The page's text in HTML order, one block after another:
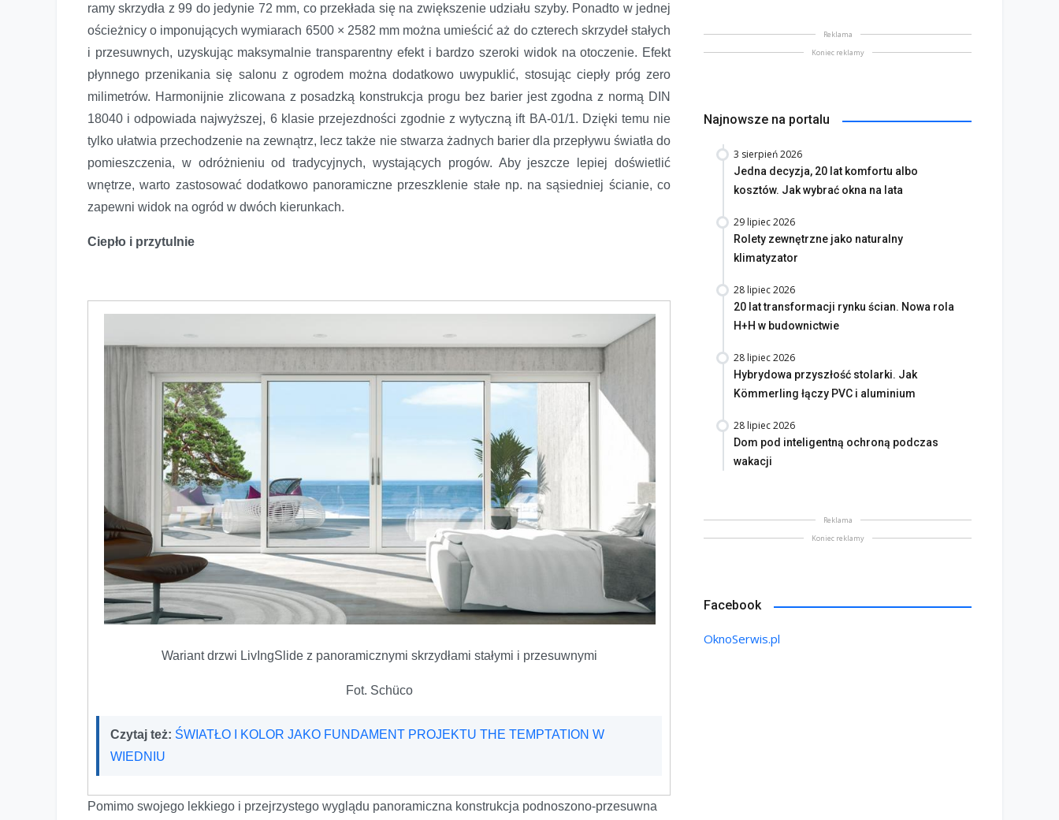
ramy skrzydła z 99 do jedynie 72 mm, co przekłada się na zwiększenie udziału szyby. Ponadto w jednej
ościeżnicy o imponujących wymiarach 6500 × 2582 mm można umieścić aż do czterech skrzydeł stałych
i przesuwnych, uzyskując maksymalnie transparentny efekt i bardzo szeroki widok na otoczenie. Efekt
płynnego przenikania się salonu z ogrodem można dodatkowo uwypuklić, stosując ciepły próg zero
milimetrów. Harmonijnie zlicowana z posadzką konstrukcja progu bez barier jest zgodna z normą DIN
18040 i odpowiada najwyższej, 6 klasie przejezdności zgodnie z wytyczną ift BA-01/1. Dzięki temu nie
tylko ułatwia przechodzenie na zewnątrz, lecz także nie stwarza żadnych barier dla przepływu światła do
pomieszczenia, w odróżnieniu od tradycyjnych, wystających progów. Aby jeszcze lepiej doświetlić
wnętrze, warto zastosować dodatkowo panoramiczne przeszklenie stałe np. na sąsiedniej ścianie, co
zapewni widok na ogród w dwóch kierunkach.
Ciepło i przytulnie
Wariant drzwi LivIngSlide z panoramicznymi skrzydłami stałymi i przesuwnymi
Fot. Schüco
Czytaj też: ŚWIATŁO I KOLOR JAKO FUNDAMENT PROJEKTU THE TEMPTATION W
WIEDNIU
Pomimo swojego lekkiego i przejrzystego wyglądu panoramiczna konstrukcja podnoszono-przesuwna
Reklama
Koniec reklamy
Najnowsze na portalu
3 sierpień 2026
Jedna decyzja, 20 lat komfortu albo
kosztów. Jak wybrać okna na lata
29 lipiec 2026
Rolety zewnętrzne jako naturalny
klimatyzator
28 lipiec 2026
20 lat transformacji rynku ścian. Nowa rola
H+H w budownictwie
28 lipiec 2026
Hybrydowa przyszłość stolarki. Jak
Kömmerling łączy PVC i aluminium
28 lipiec 2026
Dom pod inteligentną ochroną podczas
wakacji
Reklama
Koniec reklamy
Facebook
OknoSerwis.pl